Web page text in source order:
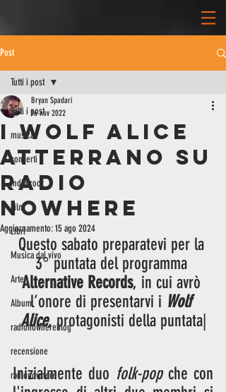
Post
Tutti i post
musica
concerti
indie rock
Film
Libri
Musica dal vivo
Arte
Album
radionowhereblog
recensione
radionowhere
Tutti i post
I Wolf Alice
atterrano su
Radio
nowhere
Bryan Spadari
16 nov 2022
Aggiornamento:15 ago 2024
Questo sabato preparatevi per la
3° puntata del programma
Alternative Records, in cui avrò
l’onore di presentarvi i Wolf
Alice, protagonisti della puntata|
Inizialmente duo folk-pop che con